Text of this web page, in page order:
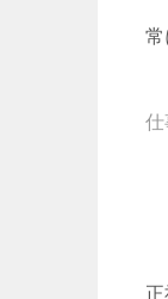
常
仕